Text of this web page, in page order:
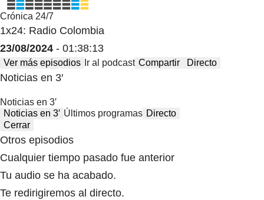
Crónica 24/7
1x24: Radio Colombia
23/08/2024 - 01:38:13
Ver más episodios Ir al podcast Compartir Directo
Noticias en 3′
Noticias en 3′
Noticias en 3′ Últimos programas Directo
Cerrar
Otros episodios
Cualquier tiempo pasado fue anterior
Tu audio se ha acabado.
Te redirigiremos al directo.